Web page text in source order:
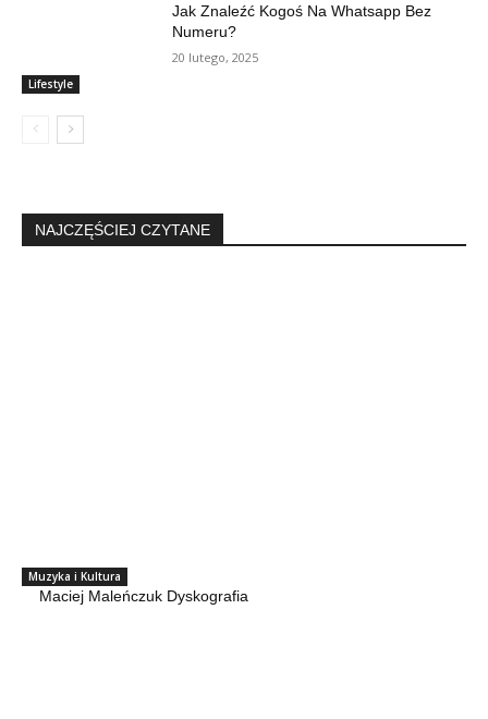
Lifestyle
Jak Znaleźć Kogoś Na Whatsapp Bez
Numeru?
20 lutego, 2025
NAJCZĘŚCIEJ CZYTANE
Muzyka i Kultura
Maciej Maleńczuk Dyskografia